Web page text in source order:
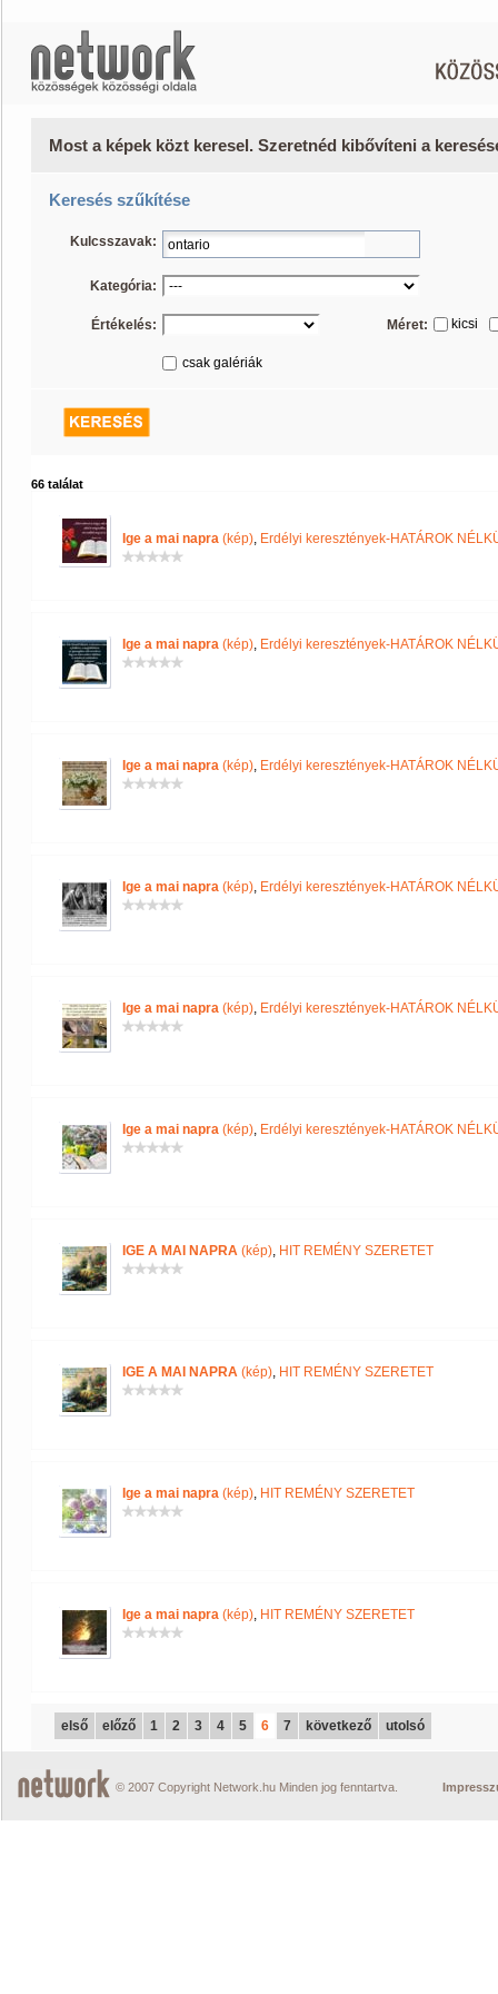
Most a képek közt keresel. Szeretnéd kibővíteni a
Keresés szűkítése
Kulcsszavak:
Kategória:
Értékelés: Méret: kicsi
csak galériák
66 találat
Ige a mai napra (kép), Erdélyi keresztények-HATÁROK
Ige a mai napra (kép), Erdélyi keresztények-HATÁROK
Ige a mai napra (kép), Erdélyi keresztények-HATÁROK
Ige a mai napra (kép), Erdélyi keresztények-HATÁROK
Ige a mai napra (kép), Erdélyi keresztények-HATÁROK
Ige a mai napra (kép), Erdélyi keresztények-HATÁROK
IGE A MAI NAPRA (kép), HIT REMÉNY SZERETET
IGE A MAI NAPRA (kép), HIT REMÉNY SZERETET
Ige a mai napra (kép), HIT REMÉNY SZERETET
Ige a mai napra (kép), HIT REMÉNY SZERETET
első előző 1 2 3 4 5 6 7 következő utolsó
© 2007 Copyright Network.hu Minden jog fenntartva.